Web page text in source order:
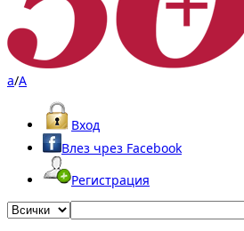
a/A
Вход
Влез чрез Facebook
Регистрация